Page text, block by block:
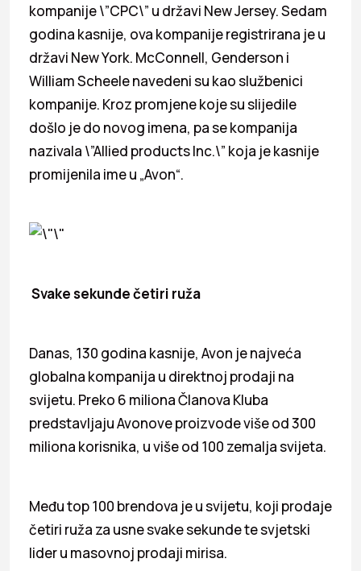
kompanije \”CPC\” u državi New Jersey. Sedam
godina kasnije, ova kompanije registrirana je u
državi New York. McConnell, Genderson i
William Scheele navedeni su kao službenici
kompanije. Kroz promjene koje su slijedile
došlo je do novog imena, pa se kompanija
nazivala \”Allied products Inc.\” koja je kasnije
promijenila ime u „Avon“.
Svake sekunde četiri ruža
Danas, 130 godina kasnije, Avon je najveća
globalna kompanija u direktnoj prodaji na
svijetu. Preko 6 miliona Članova Kluba
predstavljaju Avonove proizvode više od 300
miliona korisnika, u više od 100 zemalja svijeta.
Među top 100 brendova je u svijetu, koji prodaje
četiri ruža za usne svake sekunde te svjetski
lider u masovnoj prodaji mirisa.